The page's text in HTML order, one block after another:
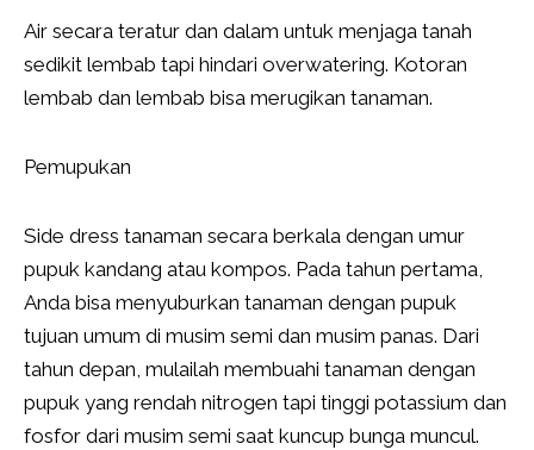
Air secara teratur dan dalam untuk menjaga tanah
sedikit lembab tapi hindari overwatering. Kotoran
lembab dan lembab bisa merugikan tanaman.
Pemupukan
Side dress tanaman secara berkala dengan umur
pupuk kandang atau kompos. Pada tahun pertama,
Anda bisa menyuburkan tanaman dengan pupuk
tujuan umum di musim semi dan musim panas. Dari
tahun depan, mulailah membuahi tanaman dengan
pupuk yang rendah nitrogen tapi tinggi potassium dan
fosfor dari musim semi saat kuncup bunga muncul.